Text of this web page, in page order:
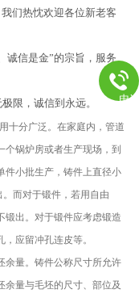
们热忱欢迎各位新老客
诚信是金”的宗旨，服务
限，诚信到永远。
十分广泛。在家庭内，管道
锅炉房或者生产现场，到
件小批生产，铸件上直径小
。而对于锻件，若用自由
锻出。对于锻件应考虑锻造
应留冲孔连皮等。
余量。铸件公称尺寸所允许
量与毛坯的尺寸、部位及
电